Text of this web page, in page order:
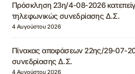
Πρόσκληση 23η/4-08-2026
τηλεφωνικώς συνεδρίασης Δ.Σ.
4 Αυγούστου 2026
Πίνακας αποφάσεων 22ης/29-07-
συνεδρίασης Δ.Σ.
4 Αυγούστου 2026